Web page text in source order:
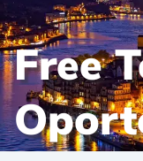
Free